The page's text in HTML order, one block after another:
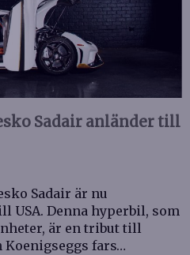
Sadair anländer till
Sadair är nu
USA. Denna hyperbil, som
är en tribut till
fars…